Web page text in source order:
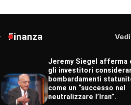
Finanza
Jeremy Siegel afferma
gli investitori
bombardamenti
come un “successo nel
neutralizzare l’Iran”.